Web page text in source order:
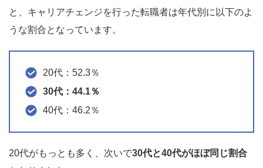
と、キャリアチェンジを行った転職者は年代別に以下のよ
うな割合となっています。
20代：52.3％
30代：44.1％
40代：46.2％
20代がもっとも多く、次いで30代と40代がほぼ同じ割合